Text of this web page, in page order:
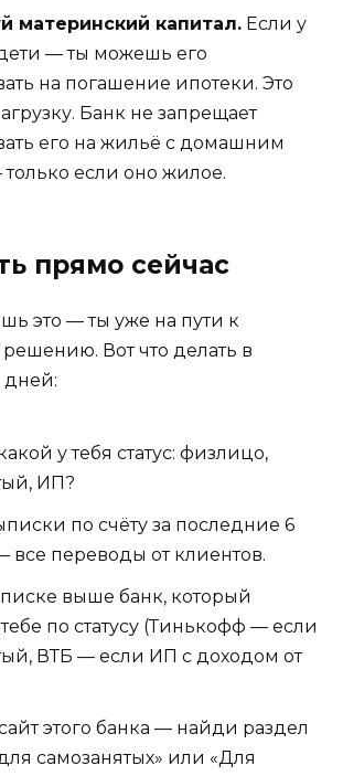
материнский капитал. Если у
дети — ты можешь его
на погашение ипотеки. Это
Банк не запрещает
его на жильё с домашним
если оно жилое.
прямо сейчас
это — ты уже на пути к
Вот что делать в
у тебя статус: физлицо,
ИП?
по счёту за последние 6
все переводы от клиентов.
выше банк, который
по статусу (Тинькофф — если
ВТБ — если ИП с доходом от
этого банка — найди раздел
самозанятых» или «Для